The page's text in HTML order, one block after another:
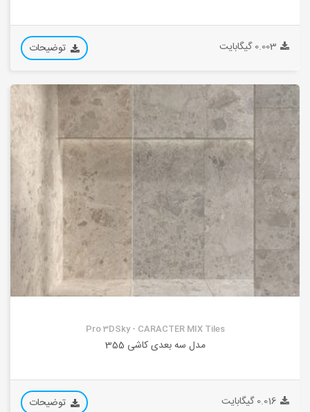
0.003 گیگابایت توضیحات
Pro 3DSky - CARACTER MIX Tiles
مدل سه بعدی کاشی 355
0.016 گیگابایت توضیحات